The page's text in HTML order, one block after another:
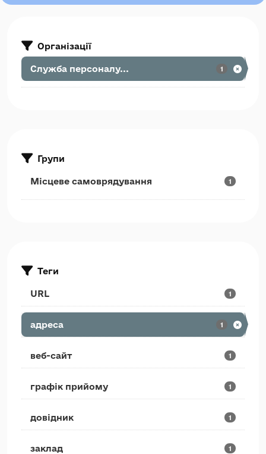
Організації
Служба персоналу... 1
Групи
Місцеве самоврядування 1
Теги
URL 1
адреса 1
веб-сайт 1
графік прийому 1
довідник 1
заклад 1